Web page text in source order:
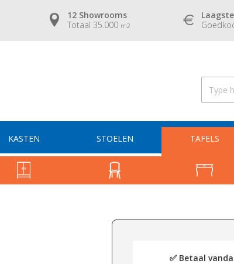
12 Showrooms
Totaal 35.000 m2
KASTEN STOELEN TAFELS
✅ Betaal